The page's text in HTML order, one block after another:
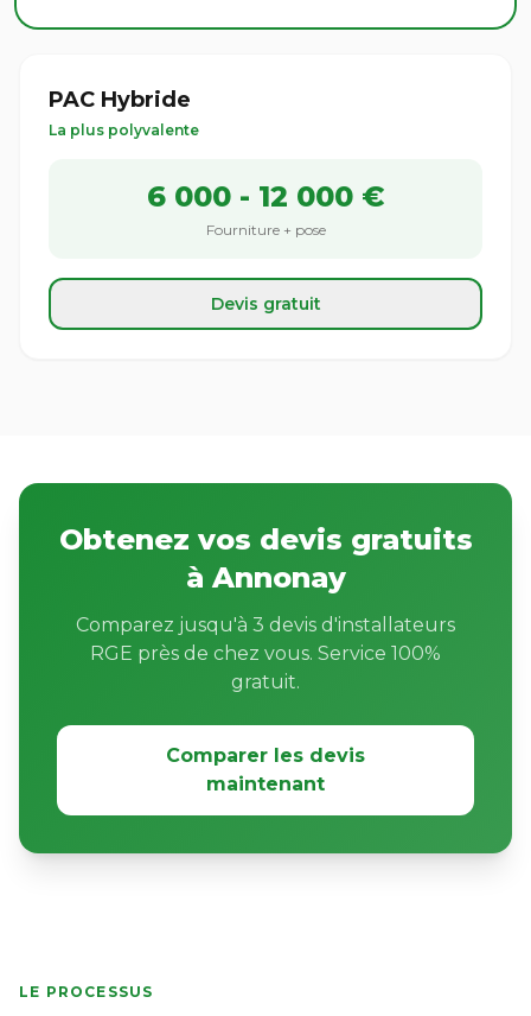
PAC Hybride
La plus polyvalente
6 000 - 12 000 €
Fourniture + pose
Devis gratuit
Obtenez vos devis gratuits
à Annonay
Comparez jusqu'à 3 devis d'installateurs
RGE près de chez vous. Service 100%
gratuit.
Comparer les devis
maintenant
LE PROCESSUS